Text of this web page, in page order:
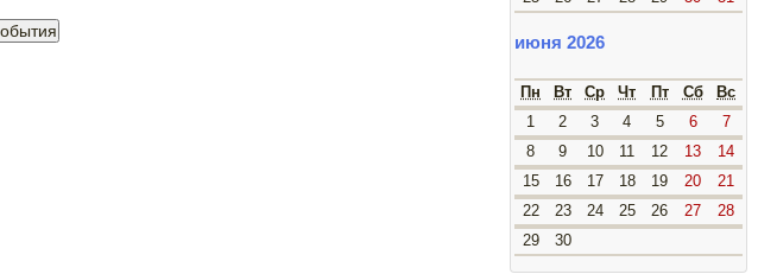
июня 2026
Пн Вт Ср Чт Пт Сб
Вс
1
2 3 4 5 6
7
8
9 10 11 12 13
14
15
16 17 18 19 20
21
22
23 24 25 26 27
28
29
30